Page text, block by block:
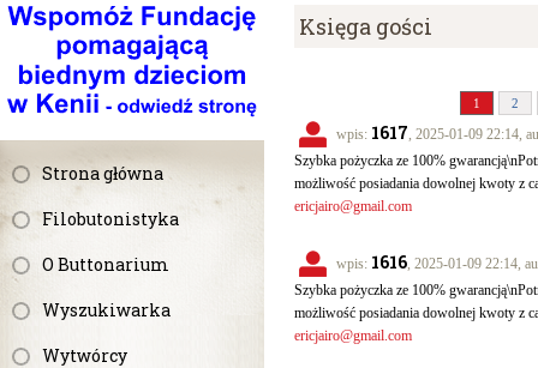
Strona główna
Filobutonistyka
O Buttonarium
Wyszukiwarka
Wytwórcy
Księga gości
1 2
wpis: 1617, 2025-01-09 22:14,
Szybka pożyczka ze 100%
możliwość posiadania dowolnej kwoty z
ericjairo@gmail.com
wpis: 1616, 2025-01-09 22:14,
Szybka pożyczka ze 100%
możliwość posiadania dowolnej kwoty z
ericjairo@gmail.com